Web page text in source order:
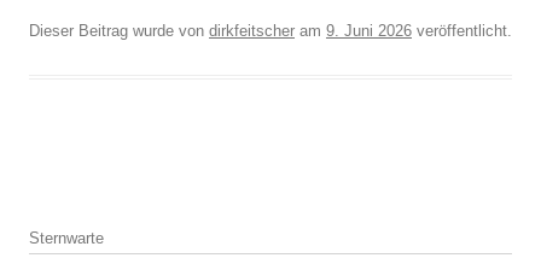
Dieser Beitrag wurde von dirkfeitscher am 9. Juni 2026 veröffentlicht.
Sternwarte